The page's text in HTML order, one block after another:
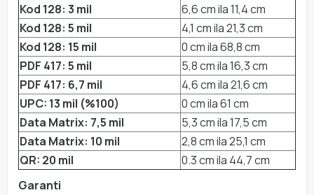
Kod 128: 3 mil
6,6 cm ila 11,4 cm
Kod 128: 5 mil
4,1 cm ila 21,3 cm
Kod 128: 15 mil
0 cm ila 68,8 cm
PDF 417: 5 mil
5,8 cm ila 16,3 cm
PDF 417: 6,7 mil
4,6 cm ila 21,6 cm
UPC: 13 mil (%100)
0 cm ila 61 cm
Data Matrix: 7,5 mil
5,3 cm ila 17,5 cm
Data Matrix: 10 mil
2,8 cm ila 25,1 cm
QR: 20 mil
0.3 cm ila 44,7 cm
Garanti